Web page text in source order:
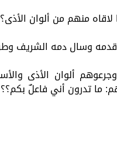
منهم من ألوان الأذى؟
وسال دمه الشريف
ألوان الأذى
ما تدرون أني فاعلٌ